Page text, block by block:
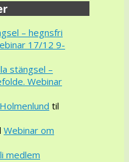
– hegnsfri
17/12 9-
stängsel –
Webinar
til
Webinar om
medlem